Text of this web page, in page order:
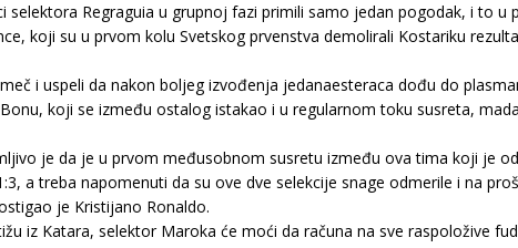
selektora Regraguia u grupnoj fazi primili samo jedan pogodak, i to u
koji su u prvom kolu Svetskog prvenstva demolirali Kostariku
i uspeli da nakon boljeg izvođenja jedanaesteraca dođu do
koji se između ostalog istakao i u regularnom toku susreta,
je da je u prvom međusobnom susretu između ova tima koji je
a treba napomenuti da su ove dve selekcije snage odmerile i na
je Kristijano Ronaldo.
iz Katara, selektor Maroka će moći da računa na sve raspoložive